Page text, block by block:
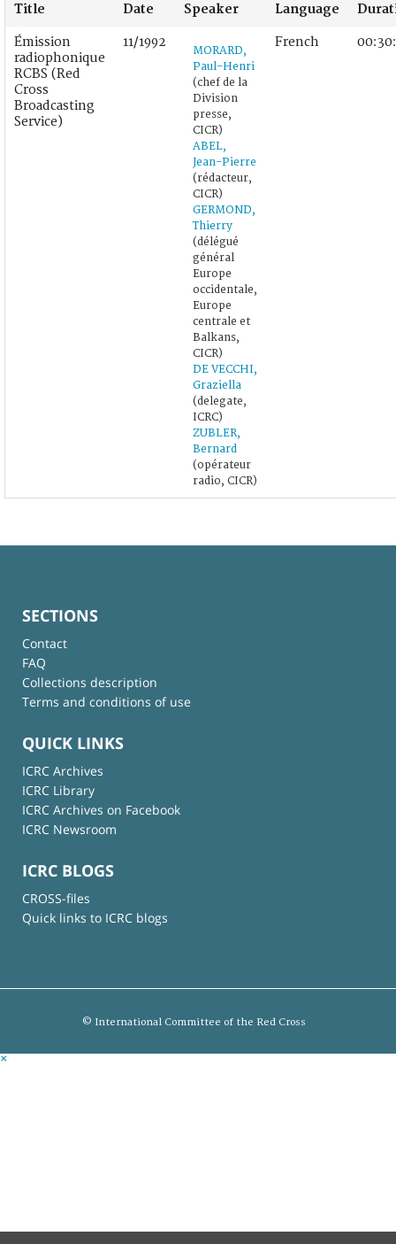
Title Date Speaker Language
Émission
radiophonique
RCBS (Red
Cross
Broadcasting
Service)
11/1992
MORARD,
Paul-Henri
(chef de la
Division
presse,
CICR)
ABEL,
Jean-Pierre
(rédacteur,
CICR)
GERMOND,
Thierry
(délégué
général
Europe
occidentale,
Europe
centrale et
Balkans,
CICR)
DE VECCHI,
Graziella
(delegate,
ICRC)
ZUBLER,
Bernard
(opérateur
radio, CICR)
French
SECTIONS
Contact
FAQ
Collections description
Terms and conditions of use
QUICK LINKS
ICRC Archives
ICRC Library
ICRC Archives on Facebook
ICRC Newsroom
ICRC BLOGS
CROSS-files
Quick links to ICRC blogs
© International Committee of the Red Cross
×